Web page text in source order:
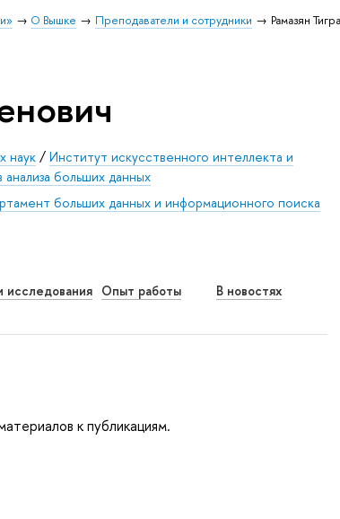
О Вышке Преподаватели и сотрудники Рамазян
наук /Институт искусственного интеллекта и
больших данных
больших данных и информационного поиска
исследования Опыт работы В новостях
к публикациям.